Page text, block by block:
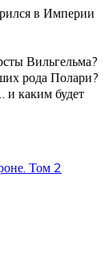
в Империи
Вильгельма?
рода Полари?
и каким будет